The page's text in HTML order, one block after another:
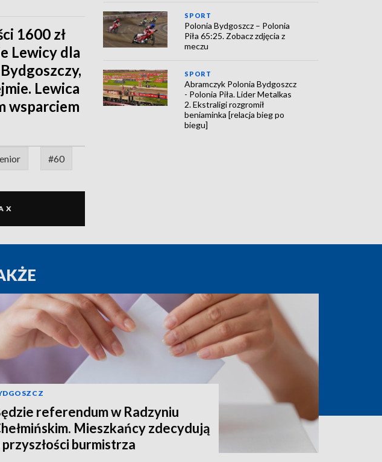
1600 zł
Lewicy dla
Lewica
wsparciem
#60
X
SPORT
Polonia Bydgoszcz – Polonia
Piła 65:25. Zobacz zdjęcia z
meczu
SPORT
Abramczyk Polonia Bydgoszcz
- Polonia Piła. Lider Metalkas
2. Ekstraligi rozgromił
beniaminka [relacja bieg po
biegu]
referendum w Radzyniu
Mieszkańcy zdecydują
przyszłości burmistrza